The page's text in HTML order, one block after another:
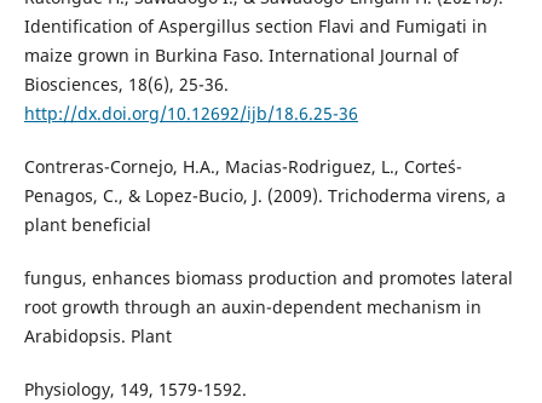
Identification of Aspergillus section Flavi and Fumigati in
maize grown in Burkina Faso. International Journal of
Biosciences, 18(6), 25-36.
http://dx.doi.org/10.12692/ijb/18.6.25-36
Contreras-Cornejo, H.A., Macias-Rodriguez, L., Corte´s-
Penagos, C., & Lopez-Bucio, J. (2009). Trichoderma virens, a
plant beneficial
fungus, enhances biomass production and promotes lateral
root growth through an auxin-dependent mechanism in
Arabidopsis. Plant
Physiology, 149, 1579-1592.